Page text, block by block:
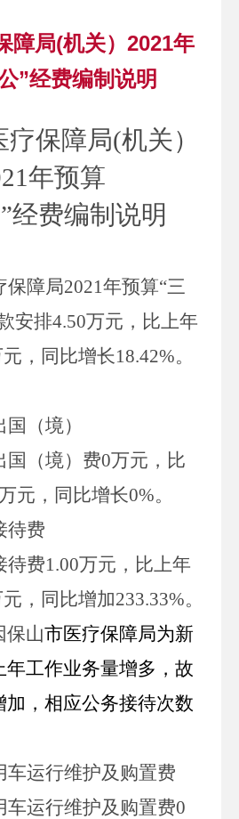
障局(机关）2021年
”经费编制说明
疗保障局(机关）
年预算
经费编制说明
保障局2021年预算“三
安排4.50万元，比上年
元，同比增长18.42%。
（境）
国（境）费0万元，比
元，同比增长0%。
待费
待费1.00万元，比上年
元，同比增加233.33%。
保山市医疗保障局为新
年工作业务量增多，故
加，相应公务接待次数
车运行维护及购置费
车运行维护及购置费0